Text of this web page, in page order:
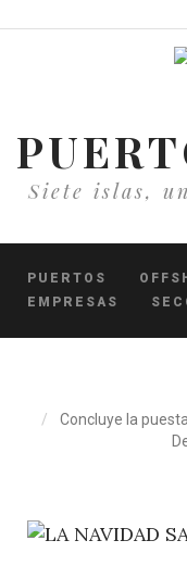
Siete islas,
PUERTOS
EMPRESAS
Concluye la